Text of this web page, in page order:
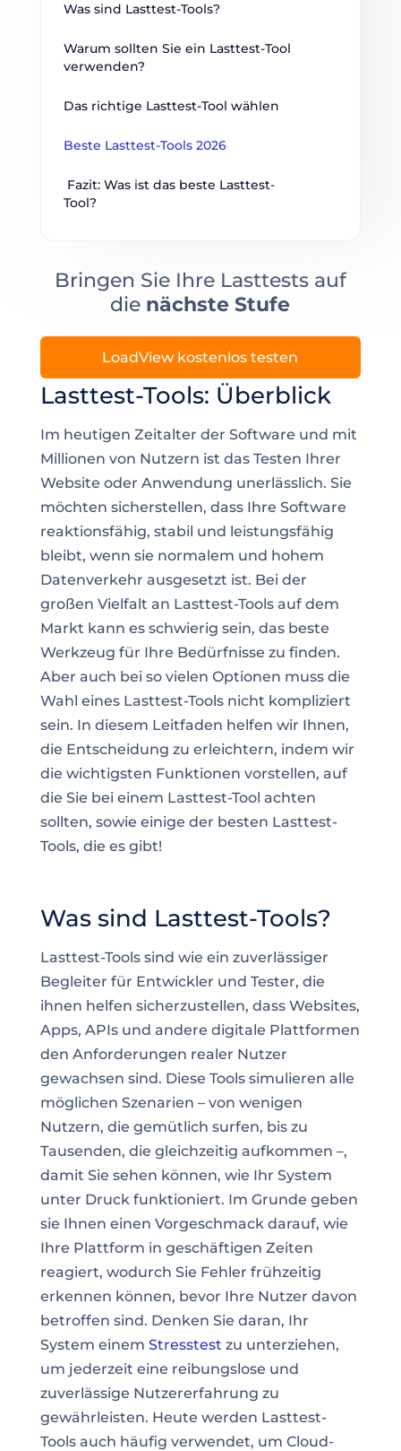
Lasttest-Tools: Überblick
Im heutigen Zeitalter der Software und mit
Millionen von Nutzern ist das Testen Ihrer
Website oder Anwendung unerlässlich. Sie
möchten sicherstellen, dass Ihre Software
reaktionsfähig, stabil und leistungsfähig
bleibt, wenn sie normalem und hohem
Datenverkehr ausgesetzt ist. Bei der
großen Vielfalt an Lasttest-Tools auf dem
Markt kann es schwierig sein, das beste
Werkzeug für Ihre Bedürfnisse zu finden.
Aber auch bei so vielen Optionen muss die
Wahl eines Lasttest-Tools nicht kompliziert
sein. In diesem Leitfaden helfen wir Ihnen,
die Entscheidung zu erleichtern, indem wir
die wichtigsten Funktionen vorstellen, auf
die Sie bei einem Lasttest-Tool achten
sollten, sowie einige der besten Lasttest-
Tools, die es gibt!
Was sind Lasttest-Tools?
Lasttest-Tools sind wie ein zuverlässiger
Begleiter für Entwickler und Tester, die
ihnen helfen sicherzustellen, dass Websites,
Apps, APIs und andere digitale Plattformen
den Anforderungen realer Nutzer
gewachsen sind. Diese Tools simulieren alle
möglichen Szenarien – von wenigen
Nutzern, die gemütlich surfen, bis zu
Tausenden, die gleichzeitig aufkommen –,
damit Sie sehen können, wie Ihr System
unter Druck funktioniert. Im Grunde geben
sie Ihnen einen Vorgeschmack darauf, wie
Ihre Plattform in geschäftigen Zeiten
reagiert, wodurch Sie Fehler frühzeitig
erkennen können, bevor Ihre Nutzer davon
betroffen sind. Denken Sie daran, Ihr
System einem Stresstest zu unterziehen,
um jederzeit eine reibungslose und
zuverlässige Nutzererfahrung zu
gewährleisten. Heute werden Lasttest-
Tools auch häufig verwendet, um Cloud-
Was sind Lasttest-Tools?
Warum sollten Sie ein Lasttest-Tool
verwenden?
Das richtige Lasttest-Tool wählen
Beste Lasttest-Tools 2026
Fazit: Was ist das beste Lasttest-
Tool?
Bringen Sie Ihre Lasttests auf
die nächste Stufe
LoadView kostenlos testen